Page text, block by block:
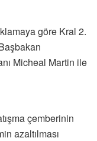
göre Kral 2.
Micheal Martin ile
çemberinin
azaltılması